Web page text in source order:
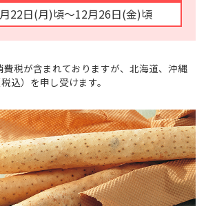
22日(月)頃～12月26日(金)頃
税が含まれておりますが、北海道、沖縄
込）を申し受けます。